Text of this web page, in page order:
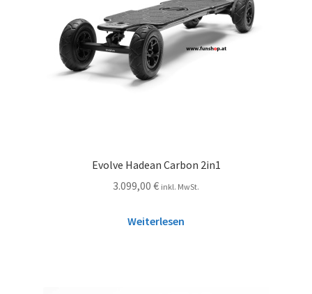
Evolve Hadean Carbon 2in1
3.099,00 € inkl. MwSt.
Weiterlesen